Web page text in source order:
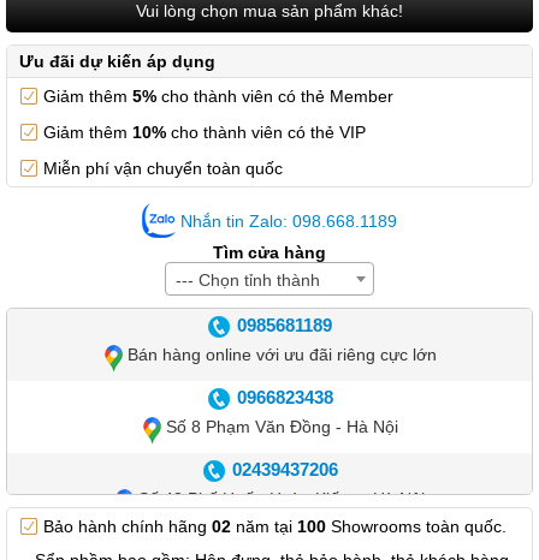
Vui lòng chọn mua sản phẩm khác!
Ưu đãi dự kiến áp dụng
Giảm thêm 5% cho thành viên có thẻ Member
Giảm thêm 10% cho thành viên có thẻ VIP
Miễn phí vận chuyển toàn quốc
Nhắn tin Zalo: 098.668.1189
Tìm cửa hàng
--- Chọn tỉnh thành
0985681189
Bán hàng online với ưu đãi riêng cực lớn
0966823438
Số 8 Phạm Văn Đồng - Hà Nội
02439437206
Số 42 Phố Huế - Hoàn Kiếm – Hà Nội
0982.769.887
Bảo hành chính hãng 02 năm tại 100 Showrooms toàn quốc.